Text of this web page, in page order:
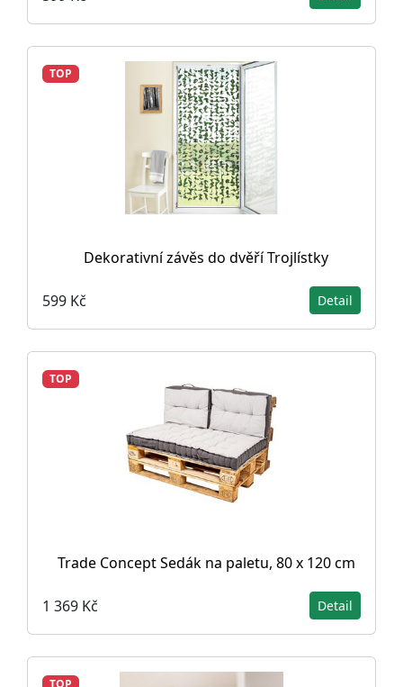
TOP
Dekorativní závěs do dvěří Trojlístky
599 Kč Detail
TOP
Trade Concept Sedák na paletu, 80 x 120 cm
1 369 Kč Detail
TOP